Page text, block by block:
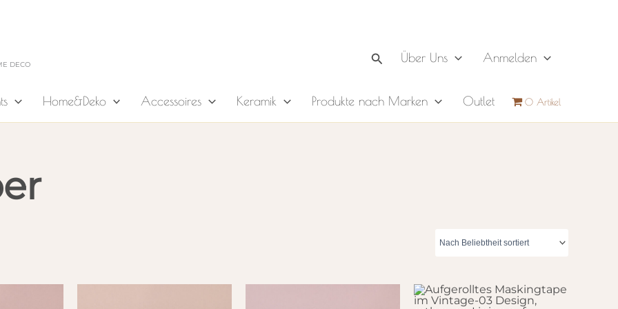
DECO Über Uns Anmelden
Home&Deko Accessoires Keramik Produkte nach Marken Outlet 0 Artikel